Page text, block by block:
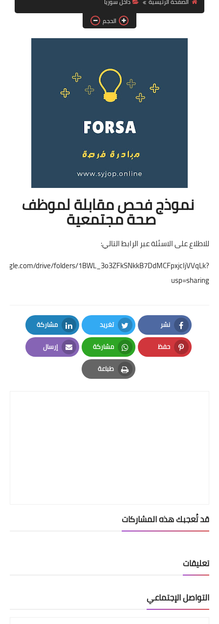
فرص عمل في العراق
فرص عمل في اليمن
دورات تدريبية
الحجم
نموذج فحص مقابلة لموظف
صحة مجتمعية
للاطلاع على الاسئلة عبر الرابط التالي:
drive/folders/1BWL_3o3ZFkSNkkB7DdMCFpxjcIjVVqLk?
usp=sharing
نشر
Facebook
تغريد
Twitter
مشاركة
LinkedIn
حفظ
Pinterest
مشاركة
Whatsapp
إرسال
Email
طباعة
Print
قد تُعجبك هذه المشاركات
تعليقات
التواصل الإجتماعي